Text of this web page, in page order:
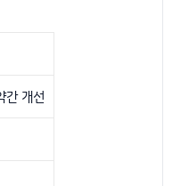
개선